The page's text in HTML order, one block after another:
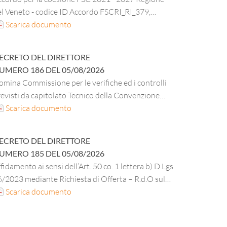
Veneto - codice ID Accordo FSCRI_RI_379,
di servizi abitativi e di ristorazione per gli
Roma (Verona) dell’ESU di Verona - CUP
Registrazione impegno di spesa
aggiudicazione procedura negoziata ai
art. 50 co. 1 lett. d) del D. Lgs. 36/2023. CUI
Scarica documento
DEL DIRETTORE
186 DEL05/08/2026
Commissione per le verifiche ed i controlli
da capitolato Tecnico della Convenzione
FM4 – lotto 5 per l’affidamento di servizi
a qualsiasi titolo alle Pubbliche Amministrazioni
MASTER 5651304397 CIG DERIVATO
– servizio di pulizia e disinfestazone di
al Decreto del Direttore n. 150 del 25.06.2026
Scarica documento
DEL DIRETTORE
185 DEL05/08/2026
ai sensi dell’Art. 50 co. 1 lettera b) D.Lgs
2023 mediante Richiesta di Offerta – R.d.O sul
per la fornitura di materiale di cancelleria,
Scarica documento